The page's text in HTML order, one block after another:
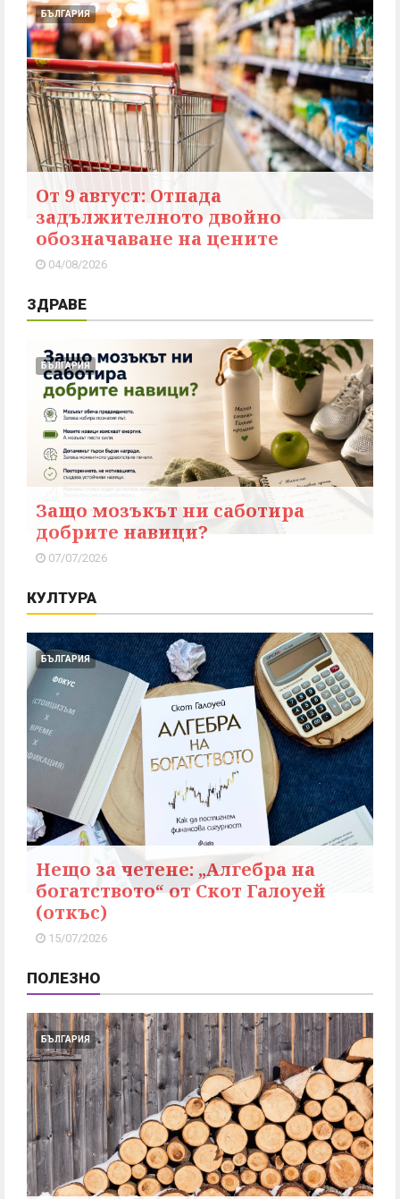
БЪЛГАРИЯ
От 9 август: Отпада
задължителното двойно
обозначаване на цените
04/08/2026
ЗДРАВЕ
БЪЛГАРИЯ
Защо мозъкът ни саботира
добрите навици?
07/07/2026
КУЛТУРА
БЪЛГАРИЯ
Нещо за четене: „Алгебра на
богатството“ от Скот Галоуей
(откъс)
15/07/2026
ПОЛЕЗНО
БЪЛГАРИЯ